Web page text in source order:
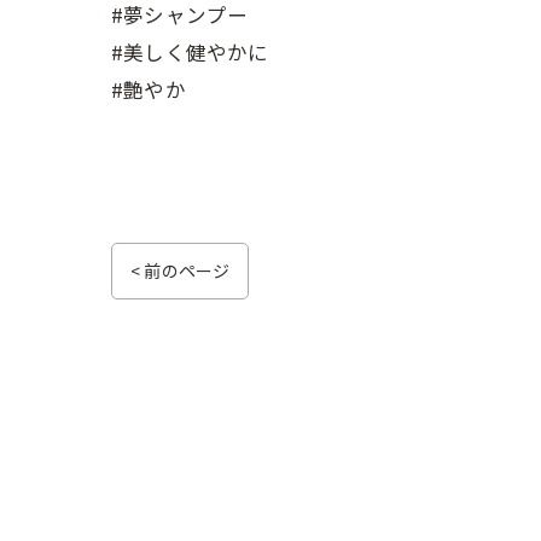
#夢シャンプー
#美しく健やかに
#艶やか
< 前のページ